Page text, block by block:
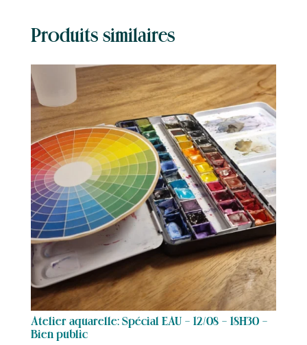
Produits similaires
Atelier aquarelle: Spécial EAU – 12/08 – 18H30 -
Bien public